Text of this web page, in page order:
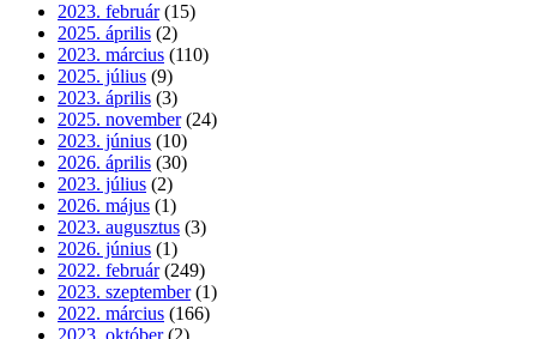
2023. február (15)
2025. április (2)
2023. március (110)
2025. július (9)
2023. április (3)
2025. november (24)
2023. június (10)
2026. április (30)
2023. július (2)
2026. május (1)
2023. augusztus (3)
2026. június (1)
2022. február (249)
2023. szeptember (1)
2022. március (166)